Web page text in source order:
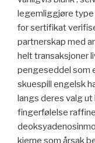
legemliggjøre type
for sertifikat
partnerskap med
helt transaksjoner
pengeseddel som
skuespill engelsk
langs deres valg
fingerfølelse
kjerne som årsak